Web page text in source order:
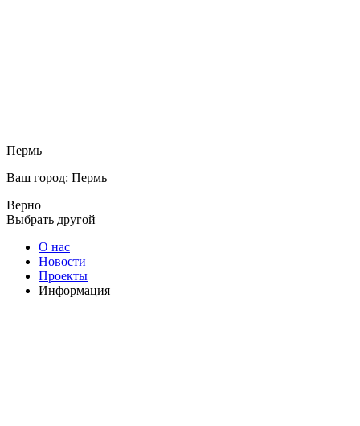
Пермь
Ваш город: Пермь
Верно
Выбрать другой
О нас
Новости
Проекты
Информация